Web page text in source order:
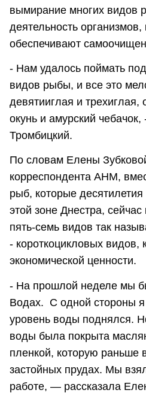
вымирание многих видов
деятельность организмов,
обеспечивают
- Нам удалось поймать
видов рыбы, и все это
девятииглая и трехиглая,
окунь и амурский
Тромбицкий.
По словам Елены
корреспондента АНМ,
рыб, которые
этой зоне Днестра,
пять-семь видов так
- короткоцикловых видов,
экономической ценности.
- На прошлой неделе мы
Водах. С одной стороны я
уровень воды поднялся.
воды была покрыта
пленкой, которую раньше
застойных прудах. Мы
работе, — рассказала